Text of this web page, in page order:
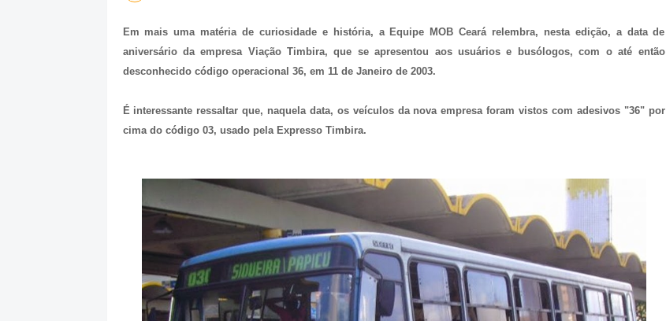
Em mais uma matéria de curiosidade e história, a Equipe MOB Ceará relembra, nesta edição, a data de
aniversário da empresa Viação Timbira, que se apresentou aos usuários e busólogos, com o até então
desconhecido código operacional 36, em 11 de Janeiro de 2003.
É interessante ressaltar que, naquela data, os veículos da nova empresa foram vistos com adesivos "36" por
cima do código 03, usado pela Expresso Timbira.